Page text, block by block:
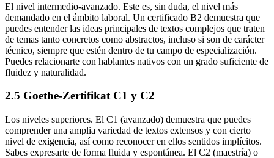
El nivel intermedio-avanzado. Este es, sin duda, el nivel más
demandado en el ámbito laboral. Un certificado B2 demuestra que
puedes entender las ideas principales de textos complejos que traten
de temas tanto concretos como abstractos, incluso si son de carácter
técnico, siempre que estén dentro de tu campo de especialización.
Puedes relacionarte con hablantes nativos con un grado suficiente de
fluidez y naturalidad.
2.5 Goethe-Zertifikat C1 y C2
Los niveles superiores. El C1 (avanzado) demuestra que puedes
comprender una amplia variedad de textos extensos y con cierto
nivel de exigencia, así como reconocer en ellos sentidos implícitos.
Sabes expresarte de forma fluida y espontánea. El C2 (maestría) o